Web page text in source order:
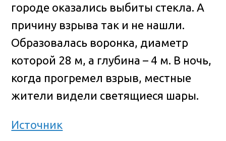
городе оказались выбиты стекла. А
причину взрыва так и не нашли.
Образовалась воронка, диаметр
которой 28 м, а глубина – 4 м. В ночь,
когда прогремел взрыв, местные
жители видели светящиеся шары.
Источник